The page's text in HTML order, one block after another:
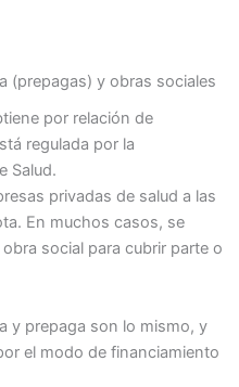
(prepagas) y obras sociales
por relación de
regulada por la
Salud.
privadas de salud a las
En muchos casos, se
social para cubrir parte o
y prepaga son lo mismo, y
el modo de financiamiento